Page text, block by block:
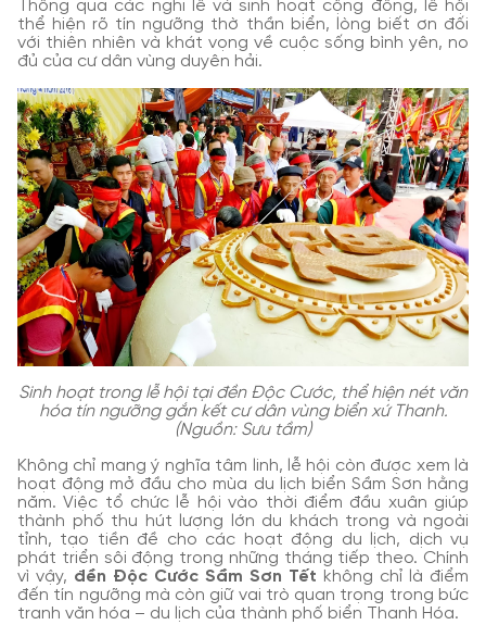
Thông qua các nghi lễ và sinh hoạt cộng đồng, lễ hội
thể hiện rõ tín ngưỡng thờ thần biển, lòng biết ơn đối
với thiên nhiên và khát vọng về cuộc sống bình yên, no
đủ của cư dân vùng duyên hải.
Sinh hoạt trong lễ hội tại đền Độc Cước, thể hiện nét văn
hóa tín ngưỡng gắn kết cư dân vùng biển xứ Thanh.
(Nguồn: Sưu tầm)
Không chỉ mang ý nghĩa tâm linh, lễ hội còn được xem là
hoạt động mở đầu cho mùa du lịch biển Sầm Sơn hằng
năm. Việc tổ chức lễ hội vào thời điểm đầu xuân giúp
thành phố thu hút lượng lớn du khách trong và ngoài
tỉnh, tạo tiền đề cho các hoạt động du lịch, dịch vụ
phát triển sôi động trong những tháng tiếp theo. Chính
vì vậy, đền Độc Cước Sầm Sơn Tết không chỉ là điểm
đến tín ngưỡng mà còn giữ vai trò quan trọng trong bức
tranh văn hóa – du lịch của thành phố biển Thanh Hóa.